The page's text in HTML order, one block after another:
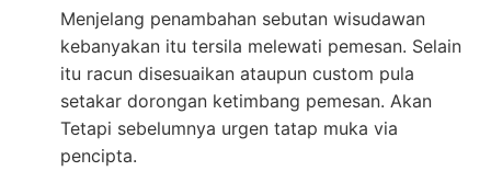
Menjelang penambahan sebutan wisudawan
kebanyakan itu tersila melewati pemesan. Selain
itu racun disesuaikan ataupun custom pula
setakar dorongan ketimbang pemesan. Akan
Tetapi sebelumnya urgen tatap muka via
pencipta.